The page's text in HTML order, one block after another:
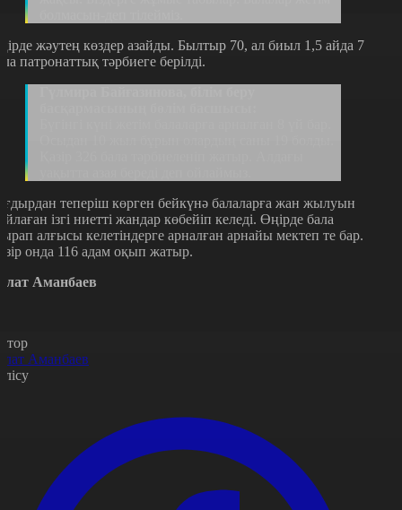
жәутең көздер азайды. Былтыр 70, ал биыл 1,5 айда 7
патронаттық тәрбиеге берілді.
теперіш көрген бейкүнә балаларға жан жылуын
ізгі ниетті жандар көбейіп келеді. Өңірде бала
алғысы келетіндерге арналған арнайы мектеп те бар.
онда 116 адам оқып жатыр.
Аманбаев
Аманбаев